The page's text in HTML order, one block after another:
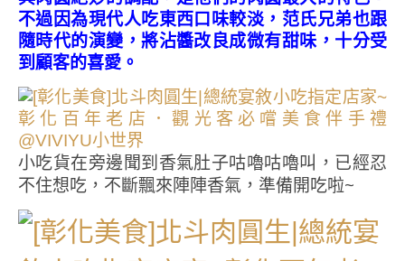
不過因為現代人吃東西口味較淡，范氏兄弟也跟
隨時代的演變，將沾醬改良成微有甜味，十分受
到顧客的喜愛。
小吃貨在旁邊聞到香氣肚子咕嚕咕嚕叫，已經忍
不住想吃，不斷飄來陣陣香氣，準備開吃啦~